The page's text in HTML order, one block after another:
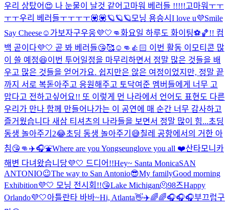
우리 상탔어😍 나 눈물이 날것 같어 고마워 베러들 !!!!!고마워ㅜㅜ
ㅜㅜ우리 베러들ㅜㅜㅜㅜ💟💟🪐🪐🪐모닝 용승시 I love u💜Smile
Say Cheese☺️ 가보자구우웅💜🤍👊화요일 하루도 화이팅⚽️🏀!! 컴
백 곧이다💜🤍 곧 봐 베러들😘🥰☺️👊👍🏻 이번 활동 이모티콘 많
이 쓸 예정😆이번 투어일정을 마무리하면서 정말 많은 것들을 배
우고 많은 것들을 얻어가요. 쉽지만은 않은 여정이었지만, 정말 끝
까지 서로 복돋아주고 응원해주고 토닥여준 멤버들에게 너무 고
맙다고 전하고싶어요!! 또 이렇게 먼 나라에서 언어도 표현도 다른
우리가 만나 함께 만들어나가는 이 공연에 매 순간 너무 감사하고
즐거웠습니다 새삼 티셔츠의 나라들을 보면서 정말 많이 힘...초딩
동생 놀아주기2😂초딩 동생 놀아주기😅칠레 공항에서의 거한 아
침😘👊 ✈️🎧⛲️Where are you Yongseunglove you all ❤️산타모니카
해변 다녀왔습니당💜🤍 드디어!!Hey~ Santa MonicaSAN
ANTONIO😉The way to San Antonio😎My familyGood morning
Exhibition💜🤍 모닝 전시회!!😘Lake Michigan🫠98즈Happy
Orlando💜🤍아틀란타 바바~Hi, Atlanta👋✈️🌈🌈🎧🎧🎧부끄럽구